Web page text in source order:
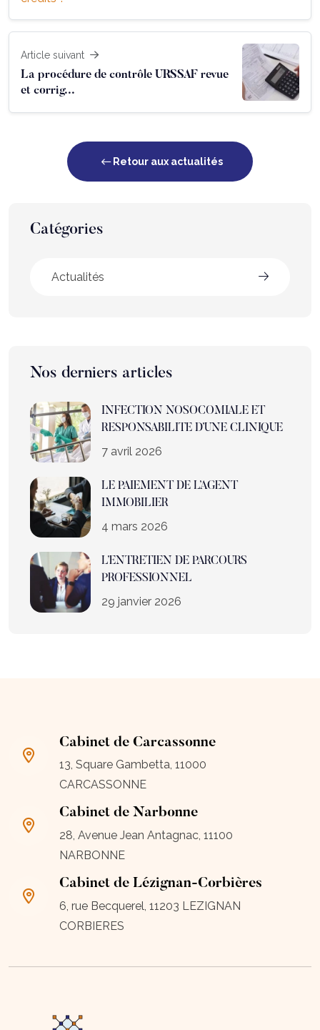
Article suivant
La procédure de contrôle URSSAF revue
et corrig...
Retour aux actualités
Catégories
Actualités
Nos derniers articles
INFECTION NOSOCOMIALE ET
RESPONSABILITE D’UNE CLINIQUE
7 avril 2026
LE PAIEMENT DE L’AGENT
IMMOBILIER
4 mars 2026
L’ENTRETIEN DE PARCOURS
PROFESSIONNEL
29 janvier 2026
Cabinet de Carcassonne
13, Square Gambetta, 11000
CARCASSONNE
Cabinet de Narbonne
28, Avenue Jean Antagnac, 11100
NARBONNE
Cabinet de Lézignan-Corbières
6, rue Becquerel, 11203 LEZIGNAN
CORBIERES